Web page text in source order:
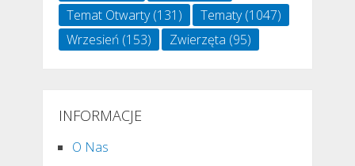
Temat Otwarty(131) Tematy(1047)
Wrzesień(153) Zwierzęta (95)
INFORMACJE
O Nas